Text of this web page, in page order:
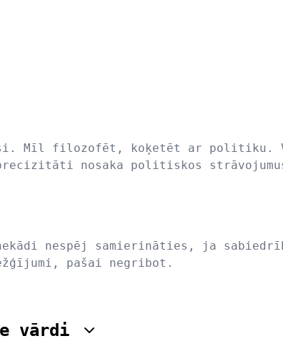
Mīl filozofēt, koķetēt ar politiku.
nosaka politiskos
nespēj samierināties, ja
pašai negribot.
vārdi